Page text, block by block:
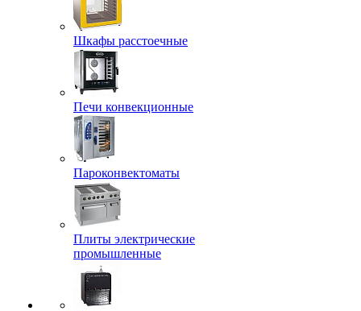
Шкафы расстоечные
Печи конвекционные
Пароконвектоматы
Плиты электрические
промышленные